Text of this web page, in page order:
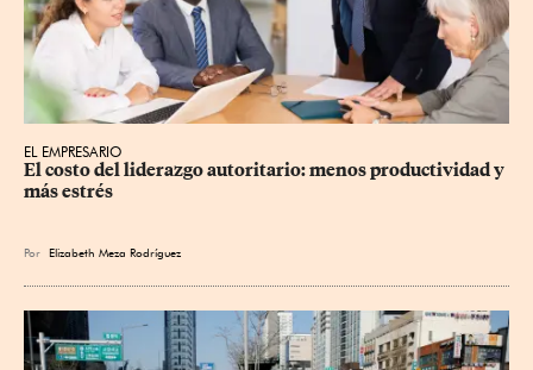
EL EMPRESARIO
El costo del liderazgo autoritario: menos productividad y
más estrés
Por Elizabeth Meza Rodríguez